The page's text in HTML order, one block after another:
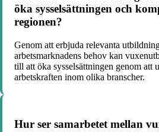
öka sysselsättningen och
regionen?
Genom att erbjuda relevanta
arbetsmarknadens behov kan
till att öka sysselsättningen genom att
arbetskraften inom olika branscher.
Hur ser samarbetet mellan